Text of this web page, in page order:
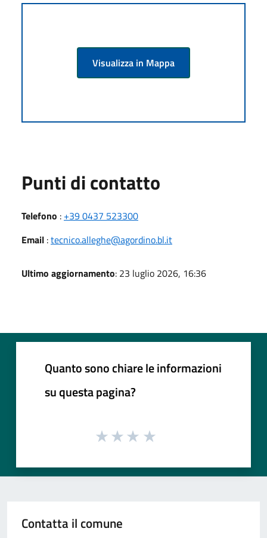
Visualizza in Mappa
Punti di contatto
Telefono : +39 0437 523300
Email :tecnico.alleghe@agordino.bl.it
Ultimo aggiornamento: 23 luglio 2026, 16:36
Quanto sono chiare le informazioni
su questa pagina?
Contatta il comune